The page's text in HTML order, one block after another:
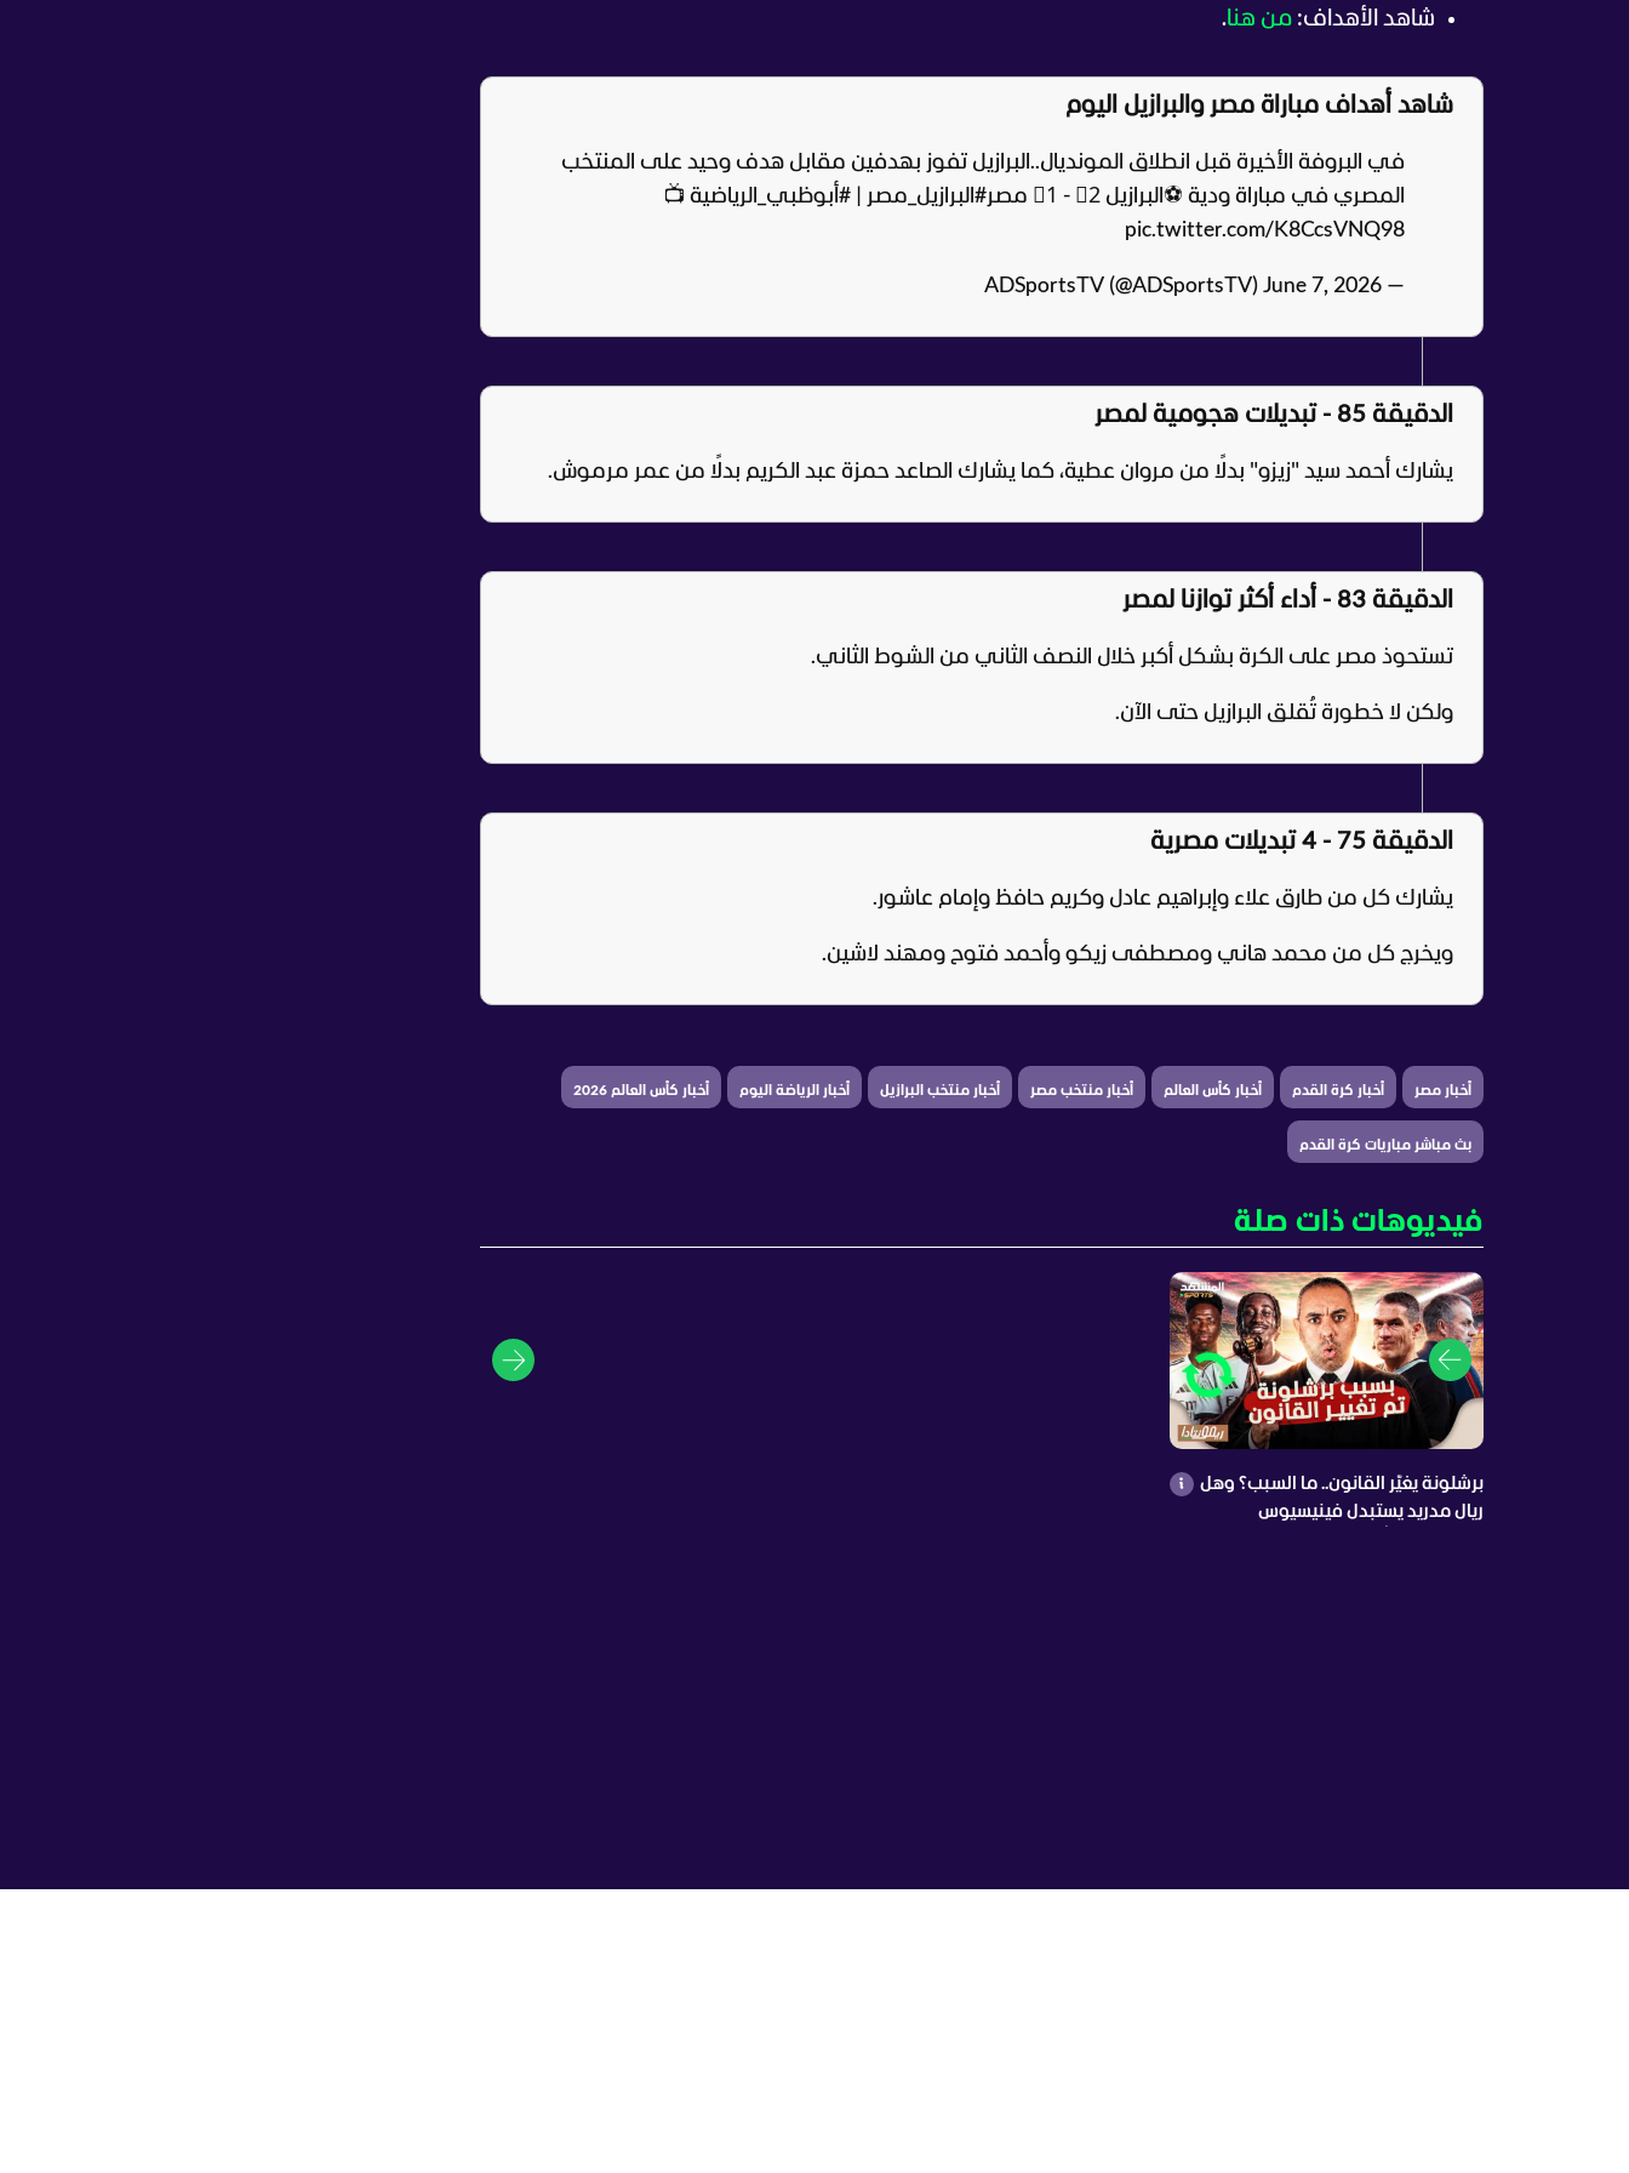
شاهد الأهداف: من هنا.
شاهد أهداف مباراة مصر والبرازيل اليوم
في البروفة الأخيرة قبل انطلاق المونديال.. البرازيل تفوز بهدفين مقابل هدف وحيد على المنتخب
المصري في مباراة ودية ⚽️ البرازيل 2⃣ - 1⃣ مصر #البرازيل_مصر #أبوظبي_الرياضية 📺
pic.twitter.com/K8CcsVNQ98
— ADSportsTV (@ADSportsTV)
June 7, 2026
الدقيقة 85 - تبديلات هجومية لمصر
يشارك أحمد سيد "زيزو" بدلًا من مروان عطية، كما يشارك الصاعد حمزة عبد الكريم بدلًا من عمر مرموش.
الدقيقة 83 - أداء أكثر توازنا لمصر
تستحوذ مصر على الكرة بشكل أكبر خلال النصف الثاني من الشوط الثاني.
ولكن لا خطورة تُقلق البرازيل حتى الآن.
الدقيقة 75 - 4 تبديلات مصرية
يشارك كل من طارق علاء وإبراهيم عادل وكريم حافظ وإمام عاشور.
ويخرج كل من محمد هاني ومصطفى زيكو وأحمد فتوح ومهند لاشين.
أخبار مصر أخبار كرة القدم أخبار كأس العالم أخبار منتخب مصر أخبار منتخب البرازيل أخبار الرياضة اليوم أخبار كأس العالم 2026
بث مباشر مباريات كرة القدم
فيديوهات ذات صلة
برشلونة يغيّر القانون.. ما السبب؟ وهل
ريال مدريد يستبدل فينيسيوس